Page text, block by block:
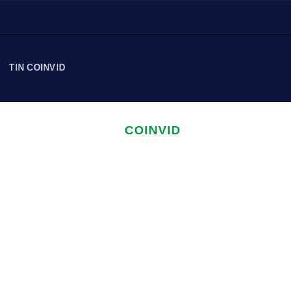
TIN COINVID
COINVID